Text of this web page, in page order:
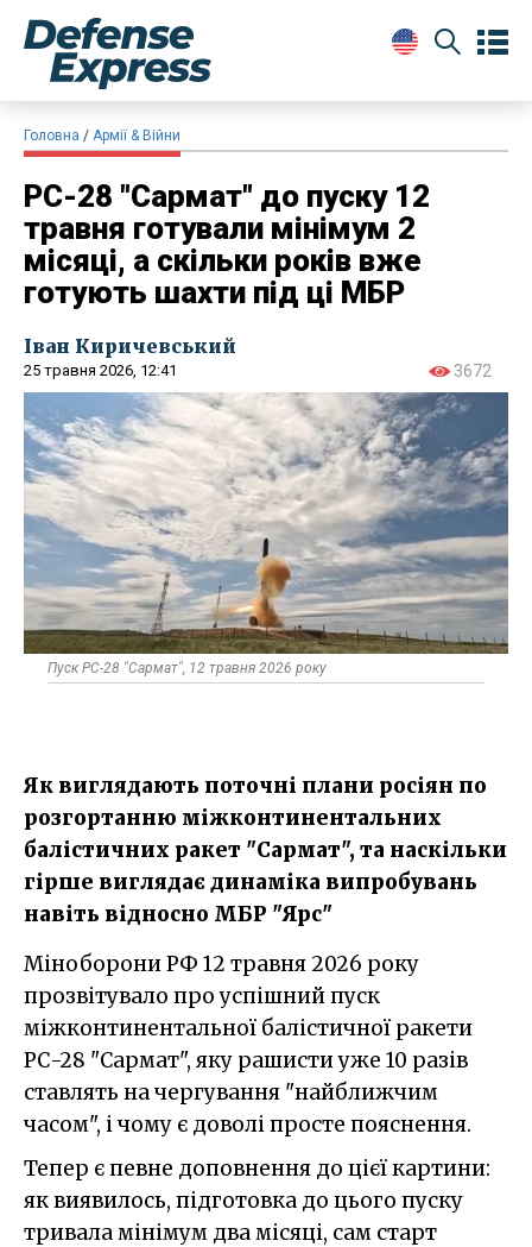
Головна Армії & Війни
РС-28 "Сармат" до пуску 12
травня готували мінімум 2
місяці, а скільки років вже
готують шахти під ці МБР
Іван Киричевський
25 травня 2026, 12:41 3672
Пуск РС-28 "Сармат", 12 травня 2026 року
Як виглядають поточні плани росіян по
розгортанню міжконтинентальних
балістичних ракет "Сармат", та наскільки
гірше виглядає динаміка випробувань
навіть відносно МБР "Ярс"
Міноборони РФ 12 травня 2026 року
прозвітувало про успішний пуск
міжконтинентальної балістичної ракети
РС-28 "Сармат", яку рашисти уже 10 разів
ставлять на чергування "найближчим
часом", і чому є доволі просте пояснення.
Тепер є певне доповнення до цієї картини:
як виявилось, підготовка до цього пуску
тривала мінімум два місяці, сам старт